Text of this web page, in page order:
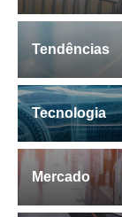
Tendências
Tecnologia
Mercado